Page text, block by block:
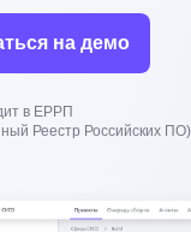
на демо
в ЕРРП
Реестр Российских ПО)